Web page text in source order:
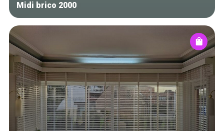
Midi brico 2000